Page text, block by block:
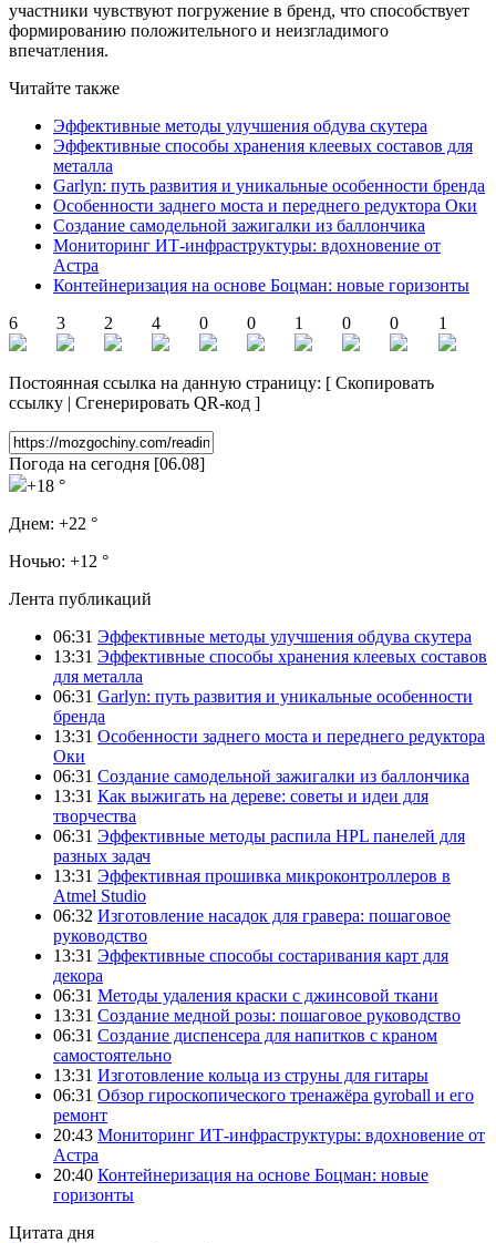
участники чувствуют погружение в бренд, что способствует
формированию положительного и неизгладимого
впечатления.
Читайте также
Эффективные методы улучшения обдува скутера
Эффективные способы хранения клеевых составов для
металла
Garlyn: путь развития и уникальные особенности бренда
Особенности заднего моста и переднего редуктора Оки
Создание самодельной зажигалки из баллончика
Мониторинг ИТ-инфраструктуры: вдохновение от
Астра
Контейнеризация на основе Боцман: новые горизонты
6
3 2 4 0 0 1 0 0 1
Постоянная ссылка на данную страницу: [ Скопировать
ссылку | Сгенерировать QR-код ]
Погода на сегодня [06.08]
+18 °
Днем: +22 °
Ночью: +12 °
Лента публикаций
06:31 Эффективные методы улучшения обдува скутера
13:31 Эффективные способы хранения клеевых составов
для металла
06:31 Garlyn: путь развития и уникальные особенности
бренда
13:31 Особенности заднего моста и переднего редуктора
Оки
06:31 Создание самодельной зажигалки из баллончика
13:31 Как выжигать на дереве: советы и идеи для
творчества
06:31 Эффективные методы распила HPL панелей для
разных задач
13:31 Эффективная прошивка микроконтроллеров в
Atmel Studio
06:32 Изготовление насадок для гравера: пошаговое
руководство
13:31 Эффективные способы состаривания карт для
декора
06:31 Методы удаления краски с джинсовой ткани
13:31 Создание медной розы: пошаговое руководство
06:31 Создание диспенсера для напитков с краном
самостоятельно
13:31 Изготовление кольца из струны для гитары
06:31 Обзор гироскопического тренажёра gyroball и его
ремонт
20:43 Мониторинг ИТ-инфраструктуры: вдохновение от
Астра
20:40 Контейнеризация на основе Боцман: новые
горизонты
Цитата дня